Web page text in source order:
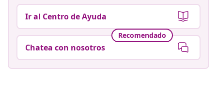
Ir al Centro de Ayuda
Recomendado
Chatea con nosotros